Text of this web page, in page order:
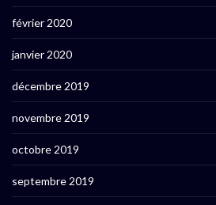
février 2020
janvier 2020
décembre 2019
novembre 2019
octobre 2019
septembre 2019